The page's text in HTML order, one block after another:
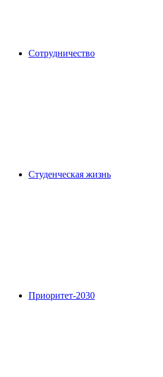
Сотрудничество
Студенческая жизнь
Приоритет-2030